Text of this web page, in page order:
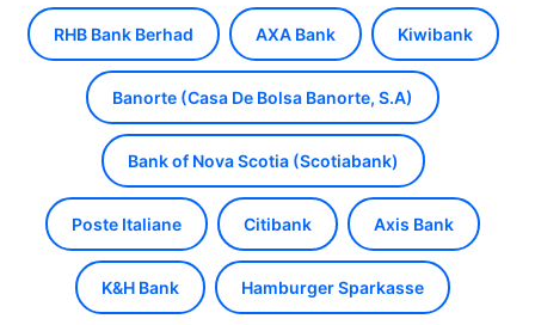
RHB Bank Berhad AXA Bank Kiwibank
Banorte (Casa De Bolsa Banorte, S.A)
Bank of Nova Scotia (Scotiabank)
Poste Italiane Citibank Axis Bank
K&H Bank Hamburger Sparkasse